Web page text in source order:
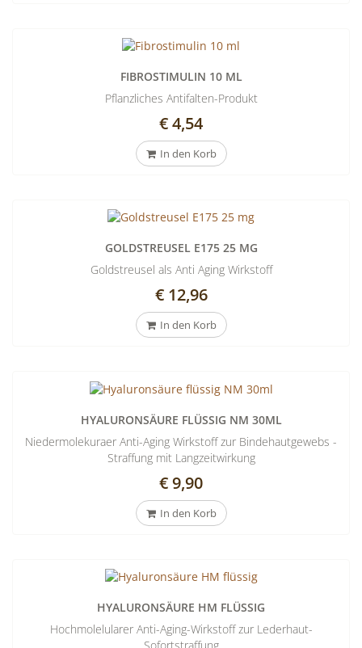
FIBROSTIMULIN 10 ML
Pflanzliches Antifalten-Produkt
€ 4,54
In den Korb
GOLDSTREUSEL E175 25 MG
Goldstreusel als Anti Aging Wirkstoff
€ 12,96
In den Korb
HYALURONSÄURE FLÜSSIG NM 30ML
Niedermolekuraer Anti-Aging Wirkstoff zur Bindehautgewebs -
Straffung mit Langzeitwirkung
€ 9,90
In den Korb
HYALURONSÄURE HM FLÜSSIG
Hochmolelularer Anti-Aging-Wirkstoff zur Lederhaut-